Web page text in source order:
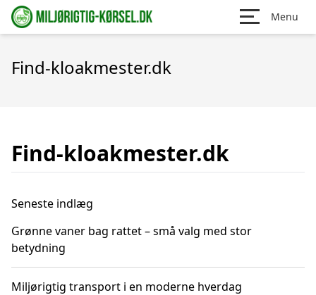
Menu
Find-kloakmester.dk
Find-kloakmester.dk
Seneste indlæg
Grønne vaner bag rattet – små valg med stor
betydning
Miljørigtig transport i en moderne hverdag